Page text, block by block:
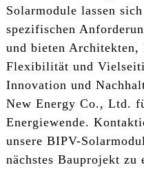
Solarmodule lassen
spezifischen
und bieten Architekten,
Flexibilität und
Innovation und
New Energy Co., Ltd.
Energiewende.
unsere BIPV-
nächstes Bauprojekt zu